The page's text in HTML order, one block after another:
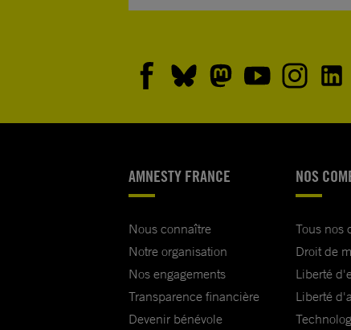
AMNESTY FRANCE
Nous connaître
Notre organisation
Nos engagements
Transparence financière
Devenir bénévole
NOS
Tous nos
Droit de
Liberté
Liberté